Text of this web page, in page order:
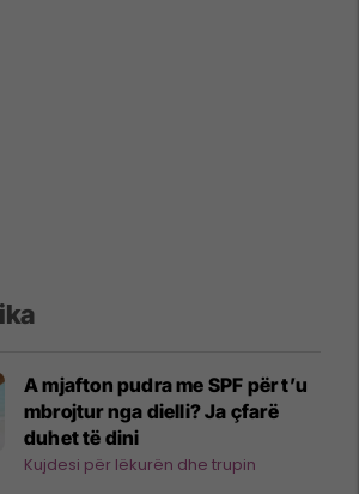
A mjafton pudra me SPF për t’u
mbrojtur nga dielli? Ja çfarë
duhet të dini
Kujdesi për lëkurën dhe trupin